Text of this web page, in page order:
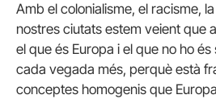
Amb el colonialisme, el racisme,
nostres ciutats estem veient que
el que és Europa i el que no ho és
cada vegada més, perquè està
conceptes homogenis que